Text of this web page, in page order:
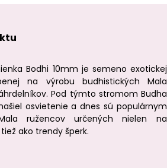
Bodhi 10mm je semeno exotickej
na výrobu budhistických Mala
Pod týmto stromom Budha
osvietenie a dnes sú populárnym
ružencov určených nielen na
ako trendy šperk.